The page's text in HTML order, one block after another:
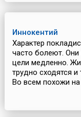
Иннокентий
Характер
часто болеют.
цели медленно.
трудно сходятся
Во всем похожи